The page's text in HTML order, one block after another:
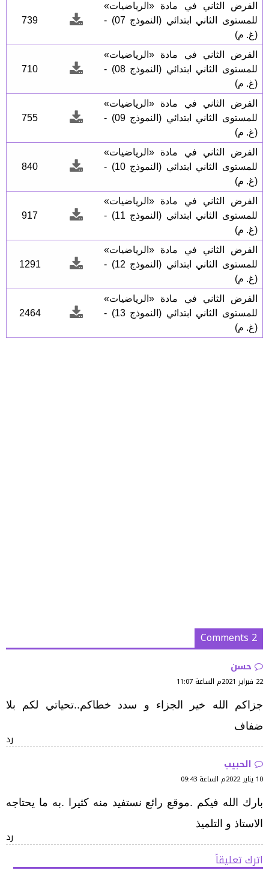
الفرض الثاني في مادة «الرياضيات»
للمستوى الثاني ابتدائي (النموذج 07) -
(غ. م)
739
الفرض الثاني في مادة «الرياضيات»
للمستوى الثاني ابتدائي (النموذج 08) -
(غ. م)
710
الفرض الثاني في مادة «الرياضيات»
للمستوى الثاني ابتدائي (النموذج 09) -
(غ. م)
755
الفرض الثاني في مادة «الرياضيات»
للمستوى الثاني ابتدائي (النموذج 10) -
(غ. م)
840
الفرض الثاني في مادة «الرياضيات»
للمستوى الثاني ابتدائي (النموذج 11) -
(غ. م)
917
الفرض الثاني في مادة «الرياضيات»
للمستوى الثاني ابتدائي (النموذج 12) -
(غ. م)
1291
الفرض الثاني في مادة «الرياضيات»
للمستوى الثاني ابتدائي (النموذج 13) -
(غ. م)
2464
2 Comments
حسن
22 فبراير 2021م الساعة 11:07
جزاكم الله خير الجزاء و سدد خطاكم..تحياتي لكم بلا
ضفاف
رد
الحبيب
10 يناير 2022م الساعة 09:43
بارك الله فيكم .موقع رائع نستفيد منه كثيرا .به ما يحتاجه
الاستاذ و التلميذ
رد
اترك تعليقاً